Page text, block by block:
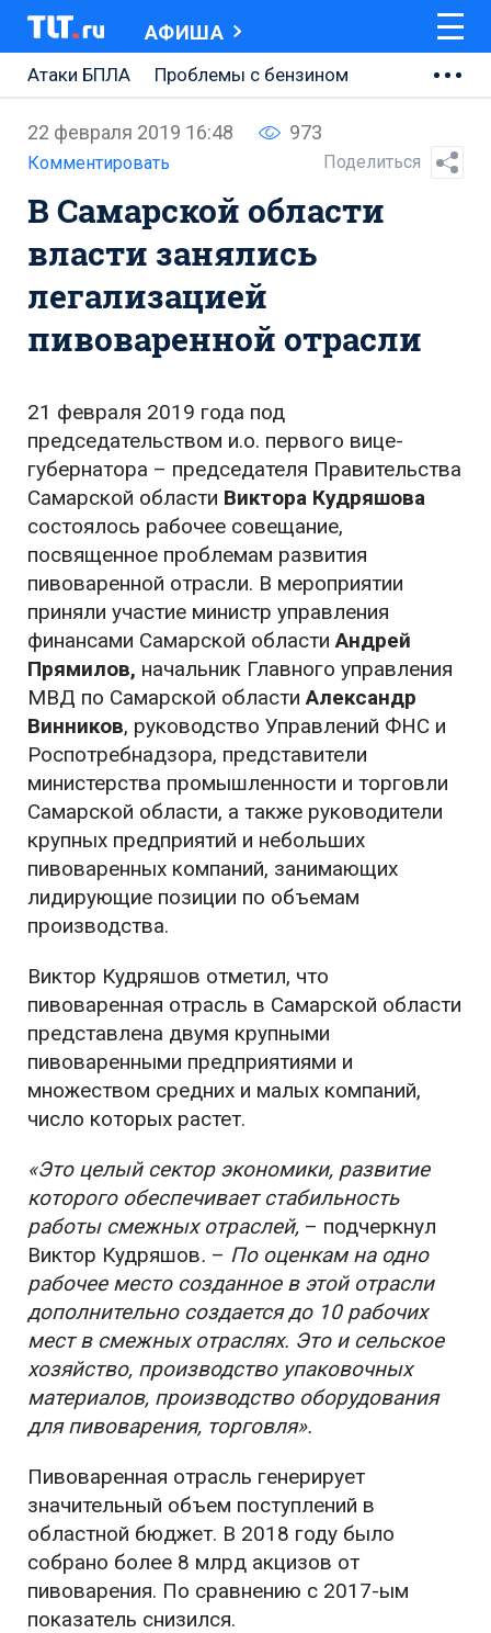
АФИША
Атаки БПЛА
Проблемы с бензином
АВТОВАЗ
Ремонт Центральной площади
Ремонт Обводного шоссе
Набережная Тольятти
Неделя Тольятти
22 февраля 2019 16:48 973
Комментировать Поделиться
В Самарской области
власти занялись
легализацией
пивоваренной отрасли
21 февраля 2019 года под
председательством и.о. первого вице-
губернатора – председателя Правительства
Самарской области Виктора Кудряшова
состоялось рабочее совещание,
посвященное проблемам развития
пивоваренной отрасли. В мероприятии
приняли участие министр управления
финансами Самарской областиАндрей
Прямилов, начальник Главного управления
МВД по Самарской областиАлександр
Винников, руководство Управлений ФНС и
Роспотребнадзора, представители
министерства промышленности и торговли
Самарской области, а также руководители
крупных предприятий и небольших
пивоваренных компаний, занимающих
лидирующие позиции по объемам
производства.
Виктор Кудряшов отметил, что
пивоваренная отрасль в Самарской области
представлена двумя крупными
пивоваренными предприятиями и
множеством средних и малых компаний,
число которых растет.
«Это целый сектор экономики, развитие
которого обеспечивает стабильность
работы смежных отраслей, – подчеркнул
Виктор Кудряшов. – По оценкам на одно
рабочее место созданное в этой отрасли
дополнительно создается до 10 рабочих
мест в смежных отраслях. Это и сельское
хозяйство, производство упаковочных
материалов, производство оборудования
для пивоварения, торговля».
Пивоваренная отрасль генерирует
значительный объем поступлений в
областной бюджет. В 2018 году было
собрано более 8 млрд акцизов от
пивоварения. По сравнению с 2017-ым
показатель снизился.